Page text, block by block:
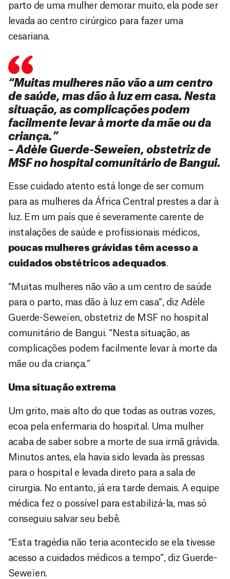
parto de uma mulher demorar muito, ela pode ser
levada ao centro cirúrgico para fazer uma
cesariana.
“Muitas mulheres não vão a um centro
de saúde, mas dão à luz em casa. Nesta
situação, as complicações podem
facilmente levar à morte da mãe ou da
criança.”
– Adèle Guerde-Seweïen, obstetriz de
MSF no hospital comunitário de Bangui.
Esse cuidado atento está longe de ser comum
para as mulheres da África Central prestes a dar à
luz. Em um país que é severamente carente de
instalações de saúde e profissionais médicos,
poucas mulheres grávidas têm acesso a
cuidados obstétricos adequados.
“Muitas mulheres não vão a um centro de saúde
para o parto, mas dão à luz em casa”, diz Adèle
Guerde-Seweïen, obstetriz de MSF no hospital
comunitário de Bangui. “Nesta situação, as
complicações podem facilmente levar à morte da
mãe ou da criança.”
Uma situação extrema
Um grito, mais alto do que todas as outras vozes,
ecoa pela enfermaria do hospital. Uma mulher
acaba de saber sobre a morte de sua irmã grávida.
Minutos antes, ela havia sido levada às pressas
para o hospital e levada direto para a sala de
cirurgia. No entanto, já era tarde demais. A equipe
médica fez o possível para estabilizá-la, mas só
conseguiu salvar seu bebê.
“Esta tragédia não teria acontecido se ela tivesse
acesso a cuidados médicos a tempo”, diz Guerde-
Seweïen.